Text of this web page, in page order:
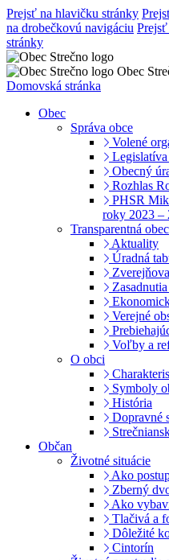
Prejsť na hlavičku stránky
na drobečkovú navigáciu Prejsť
stránky
Obec
Domovská stránka
Obec
Správa obce
Volené
Obecný
Rozhlas
PHSR
roky 2023 –
Transparentná obec
Aktuality
Úradná
Verejné
Voľby a
O obci
Symboly
História
Dopravné
Občan
Životné situácie
Ako
Zberný
Ako
Tlačivá a
Dôležité
Cintorín